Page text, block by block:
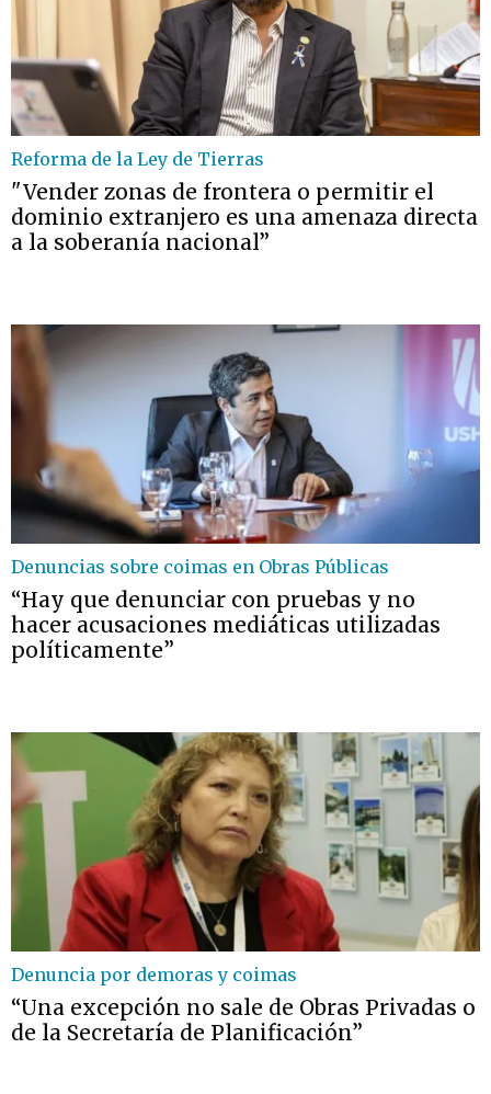
Reforma de la Ley de Tierras
"Vender zonas de frontera o permitir el
dominio extranjero es una amenaza directa
a la soberanía nacional”
Denuncias sobre coimas en Obras Públicas
“Hay que denunciar con pruebas y no
hacer acusaciones mediáticas utilizadas
políticamente”
Denuncia por demoras y coimas
“Una excepción no sale de Obras Privadas o
de la Secretaría de Planificación”